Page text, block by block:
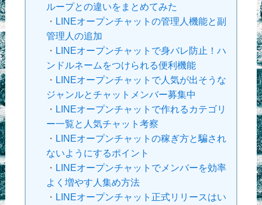
ループとの違いをまとめてみた
・ LINEオープンチャットの管理人機能と副
管理人の追加
・ LINEオープンチャットで身バレ防止！ハ
ンドルネームをつけられる便利機能
・ LINEオープンチャットで人気が出そうな
ジャンルとチャットメンバー募集中
・ LINEオープンチャットで作れるカテゴリ
ー一覧と人気チャット考察
・ LINEオープンチャットの稼ぎ方と騙され
ないようにするポイント
・ LINEオープンチャットでメンバーを効率
よく増やす人集め方法
・ LINEオープンチャット正式リリースはい